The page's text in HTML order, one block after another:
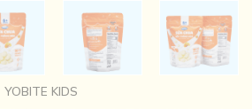
YOBITE KIDS